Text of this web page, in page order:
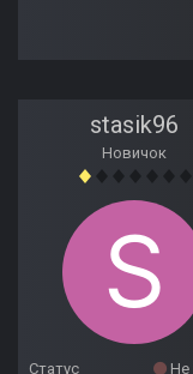
stasik96
Новичок
Статус
Не